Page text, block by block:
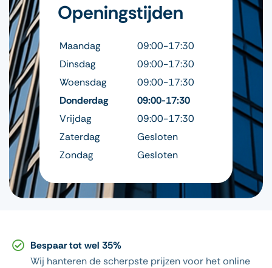
Openingstijden
Maandag
09:00-17:30
Dinsdag
09:00-17:30
Woensdag
09:00-17:30
Donderdag
09:00-17:30
Vrijdag
09:00-17:30
Zaterdag
Gesloten
Zondag
Gesloten
Bespaar tot wel 35%
Wij hanteren de scherpste prijzen voor het online